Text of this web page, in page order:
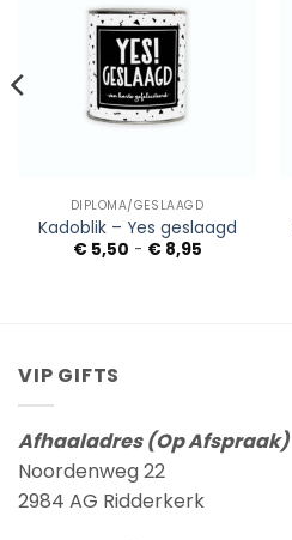
DIPLOMA/GESLAAGD
Kadoblik – Yes geslaagd
€5,50 - €8,95Prijsklasse:
VIP GIFTS
Afhaaladres (Op Afspraak)
Noordenweg 22
2984 AG Ridderkerk